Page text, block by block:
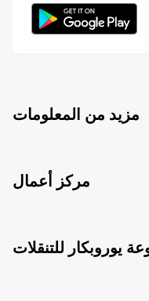
مزيد من المعلومات
مركز أعمال
يوروبكار للتنقلات